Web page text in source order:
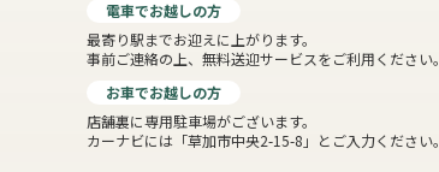
電車でお越しの方
最寄り駅までお迎えに上がります。
事前ご連絡の上、無料送迎サービスをご利用ください。
お車でお越しの方
店舗裏に専用駐車場がございます。
カーナビには「草加市中央2-15-8」とご入力ください。